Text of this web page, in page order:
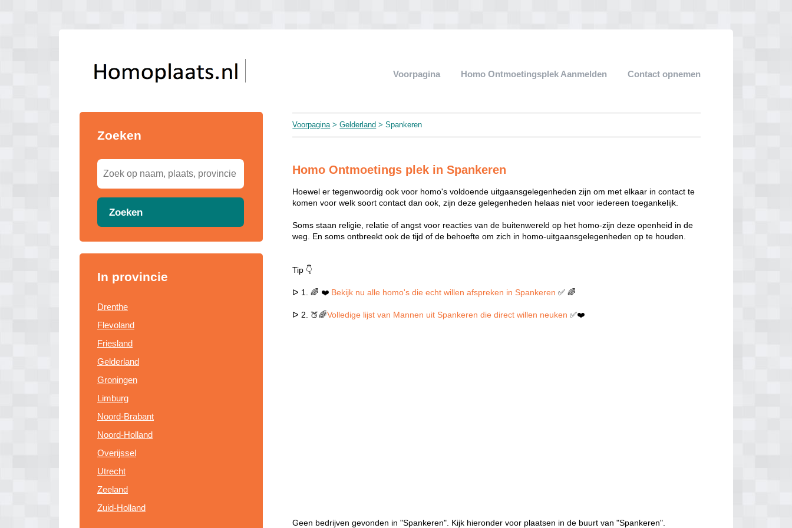
Voorpagina Homo Ontmoetingsplek Aanmelden Contact opnemen
Zoeken
Zoeken
In provincie
Drenthe
Flevoland
Friesland
Gelderland
Groningen
Limburg
Noord-Brabant
Noord-Holland
Overijssel
Utrecht
Zeeland
Zuid-Holland
Voorpagina>Gelderland > Spankeren
Homo Ontmoetings plek in Spankeren
Hoewel er tegenwoordig ook voor homo's voldoende uitgaansgelegenheden zijn om met elkaar in contact te
komen voor welk soort contact dan ook, zijn deze gelegenheden helaas niet voor iedereen toegankelijk.
Soms staan religie, relatie of angst voor reacties van de buitenwereld op het homo-zijn deze openheid in de
weg. En soms ontbreekt ook de tijd of de behoefte om zich in homo-uitgaansgelegenheden op te houden.
Tip 👇
ᐅ 1. 🌈 ❤️ Bekijk nu alle homo's die echt willen afspreken in Spankeren ✅ 🌈
ᐅ 2. 🍑🌈Volledige lijst van Mannen uit Spankeren die direct willen neuken✅❤️
Geen bedrijven gevonden in "Spankeren". Kijk hieronder voor plaatsen in de buurt van "Spankeren".